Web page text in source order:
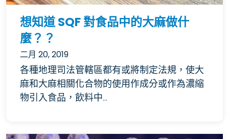
想知道 SQF 對食品中的大麻做什
麼？？
二月 20, 2019
各種地理司法管轄區都有或將制定法規，使大
麻和大麻相關化合物的使用作成分或作為濃縮
物引入食品，飲料中...